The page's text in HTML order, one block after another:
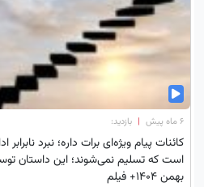
۶ ماه پیش | بازدید:
کائنات پیام ویژه‌ای برات داره؛ نبرد
بهمن 1404+ فیلم